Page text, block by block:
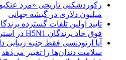
میلیون دلاری در گیشه جهانی
تایید اولین تلفات گسترده
فوق حاد پرندگان H5N1 در استرالیا
آیا ارتودنسی فقط جنبه زیبایی
سلامت دندان‌ها را تغییر می‌دهد